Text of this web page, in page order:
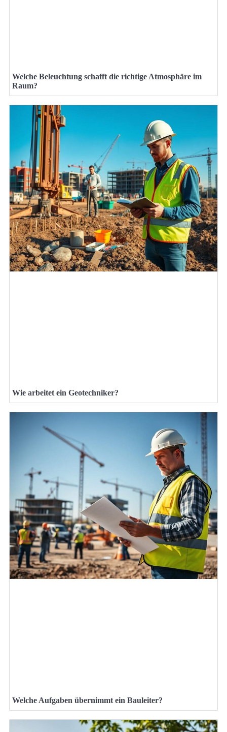
Welche Beleuchtung schafft die richtige Atmosphäre im
Raum?
Wie arbeitet ein Geotechniker?
Welche Aufgaben übernimmt ein Bauleiter?